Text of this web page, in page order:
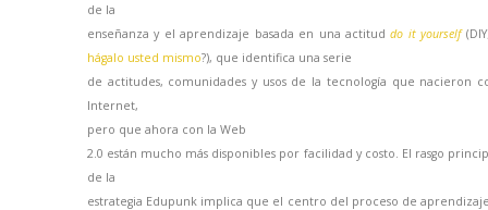
de la
enseñanza y el aprendizaje basada en una actituddo it yourself
hágalo usted mismo?), que identifica una serie
de actitudes, comunidades y usos de la tecnología que nacieron
Internet,
pero que ahora con la Web
2.0 están mucho más disponibles por facilidad y costo. El rasgo
de la
estrategia Edupunk implica que el centro del proceso de